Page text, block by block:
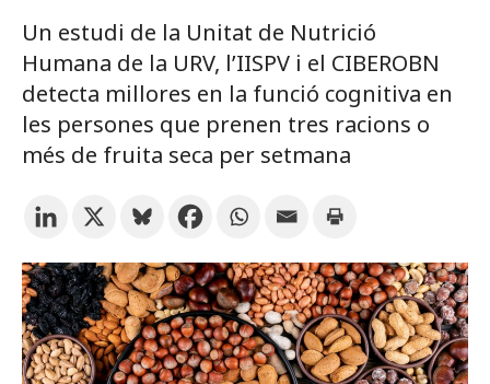
Prova la cerca avançada
CATALÀ ESPAÑOL ENGLISH
Un estudi de la Unitat de Nutrició
Humana de la URV, l’IISPV i el CIBEROBN
detecta millores en la funció cognitiva en
les persones que prenen tres racions o
més de fruita seca per setmana